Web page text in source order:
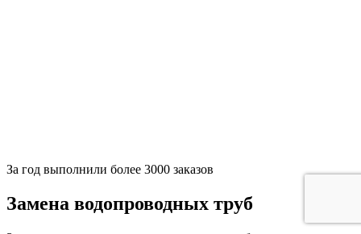
За год выполнили более 3000 заказов
Замена водопроводных труб